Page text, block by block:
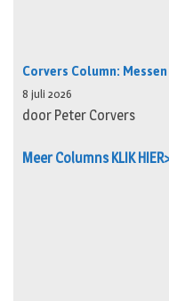
Corvers Column:
8 juli 2026
door Peter Corvers
Meer Columns KLIK